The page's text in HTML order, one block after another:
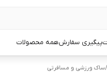
پیگیری سفارشهمه محصولات
/ساک ورزشی و مسافرتی